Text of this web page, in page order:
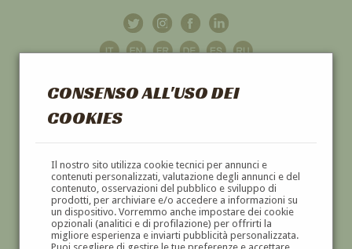
CONSENSO ALL'USO DEI
COOKIES
Il nostro sito utilizza cookie tecnici per annunci e
contenuti personalizzati, valutazione degli annunci e del
contenuto, osservazioni del pubblico e sviluppo di
prodotti, per archiviare e/o accedere a informazioni su
un dispositivo. Vorremmo anche impostare dei cookie
opzionali (analitici e di profilazione) per offrirti la
migliore esperienza e inviarti pubblicità personalizzata.
GALLERIAD'ARTE
DIPINTI E SCULTURE '800 E '900